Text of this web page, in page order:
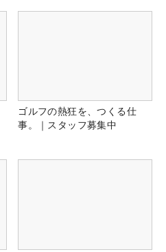
ゴルフの熱狂を、つくる仕
事。｜スタッフ募集中